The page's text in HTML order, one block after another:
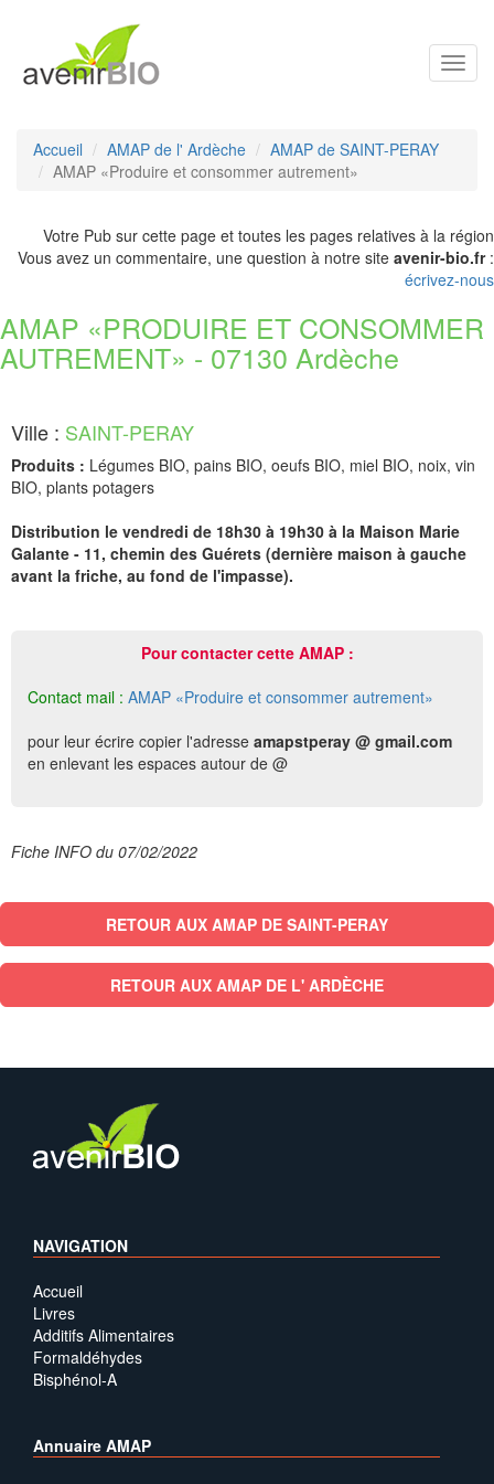
Accueil AMAP de l' Ardèche
AMAP de SAINT-PERAY
AMAP «Produire et consommer autrement»
Votre Pub sur cette page et toutes les pages relatives à la région
Vous avez un commentaire, une question à notre site avenir-bio.fr:
écrivez-nous
AMAP «PRODUIRE ET CONSOMMER
AUTREMENT» - 07130 Ardèche
Ville : SAINT-PERAY
Produits : Légumes BIO, pains BIO, oeufs BIO, miel BIO, noix, vin
BIO, plants potagers
Distribution le vendredi de 18h30 à 19h30 à la Maison Marie
Galante - 11, chemin des Guérets (dernière maison à gauche
avant la friche, au fond de l'impasse).
Pour contacter cette AMAP :
Contact mail : AMAP «Produire et consommer autrement»
pour leur écrire copier l'adresse amapstperay @ gmail.com
en enlevant les espaces autour de @
Fiche INFO du 07/02/2022
RETOUR AUX AMAP DE SAINT-PERAY
RETOUR AUX AMAP DE L' ARDÈCHE
NAVIGATION
Accueil
Livres
Additifs Alimentaires
Formaldéhydes
Bisphénol-A
Annuaire AMAP